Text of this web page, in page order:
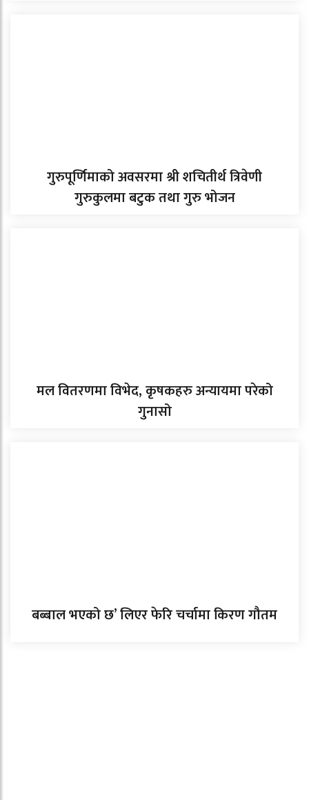
गुरुपूर्णिमाको अवसरमा श्री शचितीर्थ त्रिवेणी
गुरुकुलमा बटुक तथा गुरु भोजन
मल वितरणमा विभेद, कृषकहरु अन्यायमा परेको
गुनासो
बब्बाल भएको छ’ लिएर फेरि चर्चामा किरण गौतम